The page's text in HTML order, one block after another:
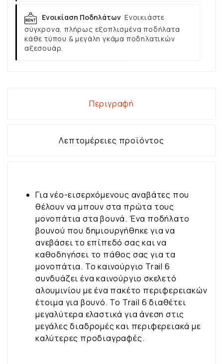
Ενοικίαση Ποδηλάτων Ενοικιάστε
σύγχρονα, πλήρως εξοπλισμένα ποδήλατα
κάθε τύπου & μεγάλη γκάμα ποδηλατικών
αξεσουάρ.
Περιγραφή
Λεπτομέρειες προϊόντος
Για νέο-εισερχόμενους αναβάτες που
θέλουν να μπουν στα πρώτα τους
μονοπάτια στα βουνά. Ένα ποδήλατο
βουνού που δημιουργήθηκε για να
ανεβάσει το επίπεδό σας και να
καθοδηγήσει το πάθος σας για τα
μονοπάτια. Το καινούργιο Trail 6
συνδυάζει ένα καινούργιο σκελετό
αλουμινίου με ένα πακέτο περιφερειακών
έτοιμα για βουνό. Το Trail 6 διαθέτει
μεγαλύτερα ελαστικά για άνεση στις
μεγάλες διαδρομές και περιφερειακά με
καλύτερες προδιαγραφές.